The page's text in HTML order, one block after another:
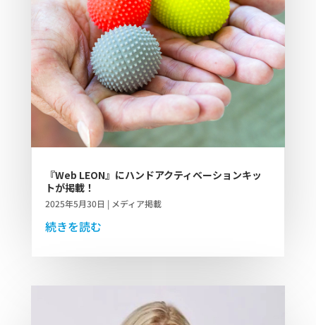
『Web LEON』にハンドアクティベーションキッ
トが掲載！
2025年5月30日 | メディア掲載
続きを読む